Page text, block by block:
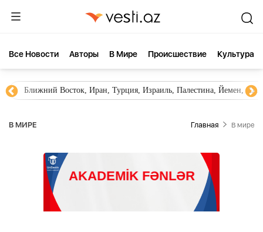
Все Новости Aвторы В Мире Происшествие Культура
Ближний Восток, Иран, Турция, Израиль, Палестина, Йемен,
В МИРЕ Главная В мире